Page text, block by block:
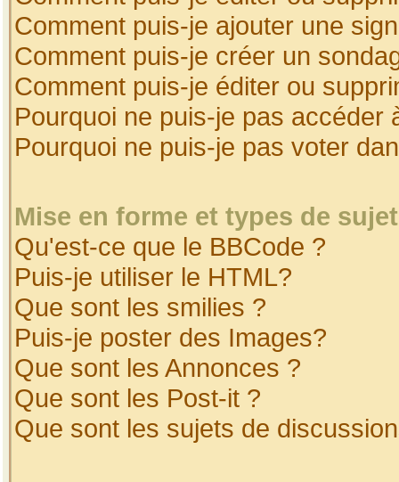
Comment puis-je ajouter une
Comment puis-je créer un
Comment puis-je éditer ou
Pourquoi ne puis-je pas accéder
Pourquoi ne puis-je pas voter
Mise en forme et types de
Qu'est-ce que le BBCode ?
Puis-je utiliser le HTML?
Que sont les smilies ?
Puis-je poster des Images?
Que sont les Annonces ?
Que sont les Post-it ?
Que sont les sujets de